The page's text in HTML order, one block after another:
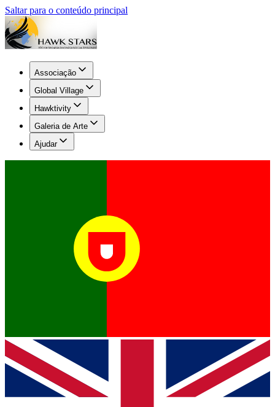
Saltar para o conteúdo principal
Associação
Global Village
Hawktivity
Galeria de Arte
Ajudar